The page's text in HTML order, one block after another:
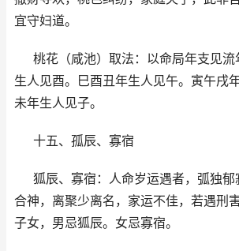
宜守妇道。
桃花（咸池）取法：以命局年支见
生人见酉。巳酉丑年生人见午。寅午戌
未年生人见子。
十五、孤辰、寡宿
狐辰、寡宿：人命岁运遇者，弧独
合神，离聚少离名，家运不佳，若遇刑
子女，男忌狐辰。女忌寡宿。